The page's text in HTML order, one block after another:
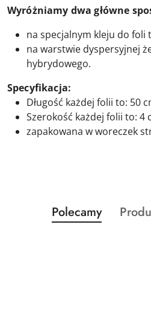
Wyróżniamy dwa główne
na specjalnym kleju do foli
na warstwie dyspersyjnej
hybrydowego.
Specyfikacja:
Długość każdej folii to: 50
Szerokość każdej folii to: 4
zapakowana w woreczek
Pomiń karuzelę produktów
Produkty
o
Polecamy